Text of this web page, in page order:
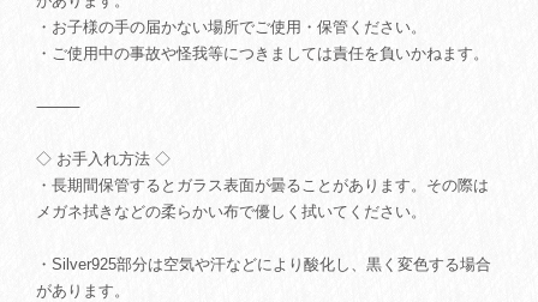
・お子様の手の届かない場所でご使用・保管ください。
・ご使用中の事故や怪我等につきましては責任を負いかねます。
⸻
◇ お手入れ方法 ◇
・長期間保管するとガラス表面が曇ることがあります。その際は
メガネ拭きなどの柔らかい布で優しく拭いてください。
・Silver925部分は空気や汗などにより酸化し、黒く変色する場合
があります。